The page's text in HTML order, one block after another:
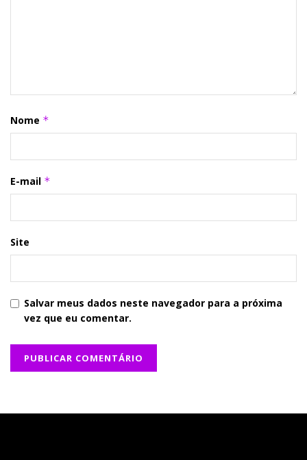
Nome *
E-mail *
Site
Salvar meus dados neste navegador para a próxima
vez que eu comentar.